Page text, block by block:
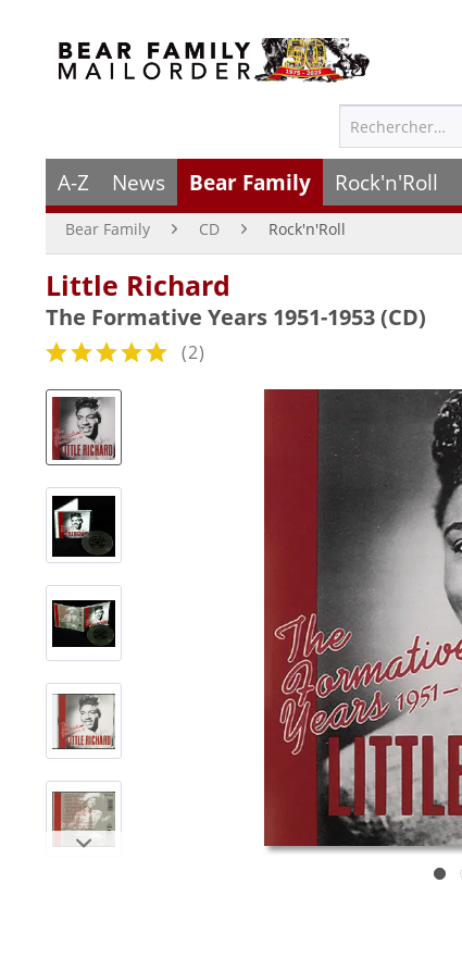
A-Z News Bear Family Rock'n'Roll
Bear Family CD Rock'n'Roll
Little Richard
The Formative Years 1951-1953 (CD)
(2)